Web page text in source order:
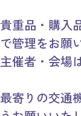
重品・購入
管理をお願
催者・会場
寄りの交通